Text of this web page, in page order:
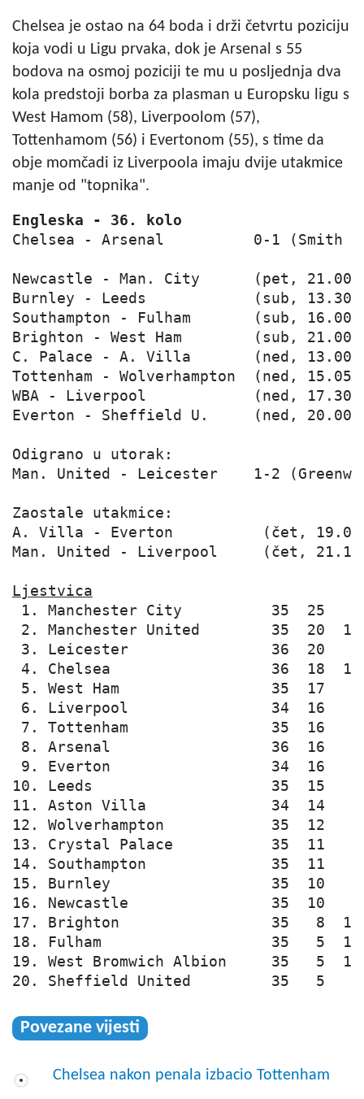
Chelsea je ostao na 64 boda i drži četvrtu poziciju
koja vodi u Ligu prvaka, dok je Arsenal s 55
bodova na osmoj poziciji te mu u posljednja dva
kola predstoji borba za plasman u Europsku ligu s
West Hamom (58), Liverpoolom (57),
Tottenhamom (56) i Evertonom (55), s time da
obje momčadi iz Liverpoola imaju dvije utakmice
manje od "topnika".
Engleska - 36. kolo
Chelsea - Arsenal          0-1 (Smith
Newcastle - Man. City      (pet, 21.00)
Burnley - Leeds            (sub, 13.30)
Southampton - Fulham       (sub, 16.00)
Brighton - West Ham        (sub, 21.00)
C. Palace - A. Villa       (ned, 13.00)
Tottenham - Wolverhampton  (ned, 15.05)
WBA - Liverpool            (ned, 17.30)
Everton - Sheffield U.     (ned, 20.00)
Odigrano u utorak:
Man. United - Leicester    1-2
Zaostale utakmice:
A. Villa - Everton          (čet,
Man. United - Liverpool     (čet,
Ljestvica
1. Manchester City          35  25
2. Manchester United        35  20
3. Leicester                36  20   6
4. Chelsea                  36  18  10
5. West Ham                 35  17   7
6. Liverpool                34  16   9
7. Tottenham                35  16   8
8. Arsenal                  36  16   7
9. Everton                  34  16   7
10. Leeds                    35  15   5
11. Aston Villa              34  14   6
12. Wolverhampton            35  12   9
13. Crystal Palace           35  11   8
14. Southampton              35  11   7
15. Burnley                  35  10   9
16. Newcastle                35  10   9
17. Brighton                 35   8  13
18. Fulham                   35   5  12
19. West Bromwich Albion     35   5
20. Sheffield United         35   5   2
Povezane vijesti
Chelsea nakon penala izbacio Tottenham